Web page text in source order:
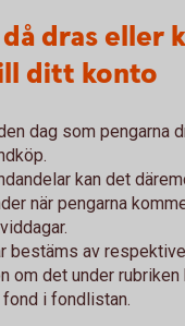
dras eller
ditt konto
dag som pengarna
kan det
när pengarna
bestäms av
om det under
i fondlistan.